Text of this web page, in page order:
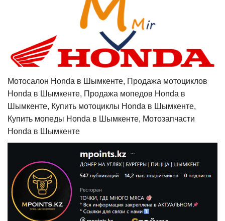
Мотосалон Honda в Шымкенте, Продажа мотоциклов
Honda в Шымкенте, Продажа мопедов Honda в
Шымкенте, Купить мотоциклы Honda в Шымкенте,
Купить мопеды Honda в Шымкенте, Мотозапчасти
Honda в Шымкенте